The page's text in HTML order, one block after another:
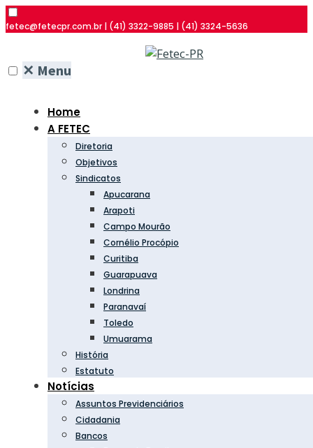
fetec@fetecpr.com.br | (41) 3322-9885 | (41) 3324-5636
✕ Menu
Home
A FETEC
Diretoria
Objetivos
Sindicatos
Apucarana
Arapoti
Campo Mourão
Cornélio Procópio
Curitiba
Guarapuava
Londrina
Paranavaí
Toledo
Umuarama
História
Estatuto
Notícias
Assuntos Previdenciários
Cidadania
Bancos